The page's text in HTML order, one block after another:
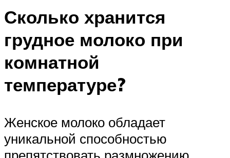
Сколько хранится
грудное молоко при
комнатной
температуре?
Женское молоко обладает
уникальной способностью